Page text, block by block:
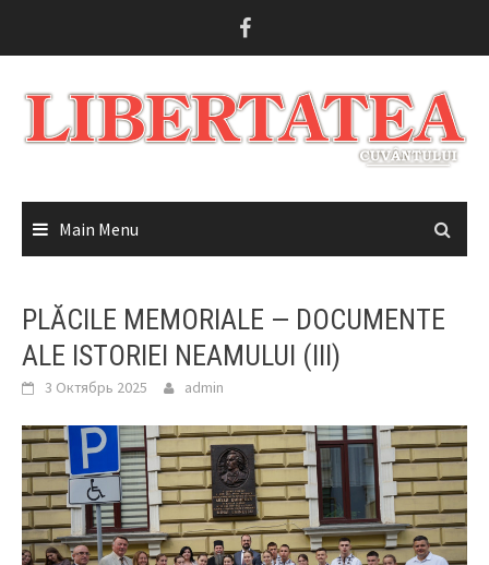
Main Menu
PLĂCILE MEMORIALE — DOCUMENTE
ALE ISTORIEI NEAMULUI (III)
3 Октябрь 2025 admin